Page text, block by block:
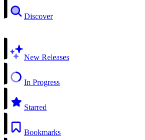
Discover
New Releases
In Progress
Starred
Bookmarks